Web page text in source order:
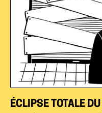
ÉCLIPSE TOTALE